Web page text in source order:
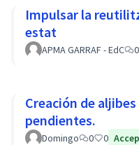
Impulsar la
estat
APMA GARRAF - EdC 0
Creación de
pendientes.
Domingo 0 0